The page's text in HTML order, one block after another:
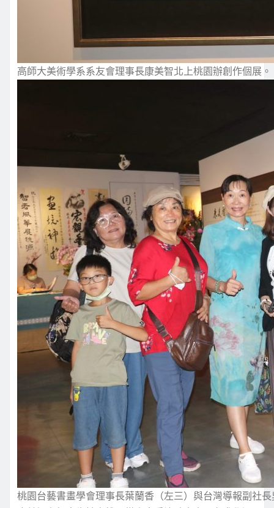
高師大美術學系系友會理事長康美智北上桃園辦創作個展
桃園台藝書畫學會理事長葉蘭香（左三）與台灣導報副社